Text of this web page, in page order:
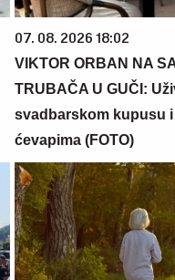
07. 08. 2026 18:02
VIKTOR ORBAN NA
TRUBAČA U GUČI:
svadbarskom kupusu
ćevapima (FOTO)